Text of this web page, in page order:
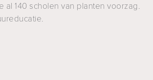
al 140 scholen van planten voorzag.